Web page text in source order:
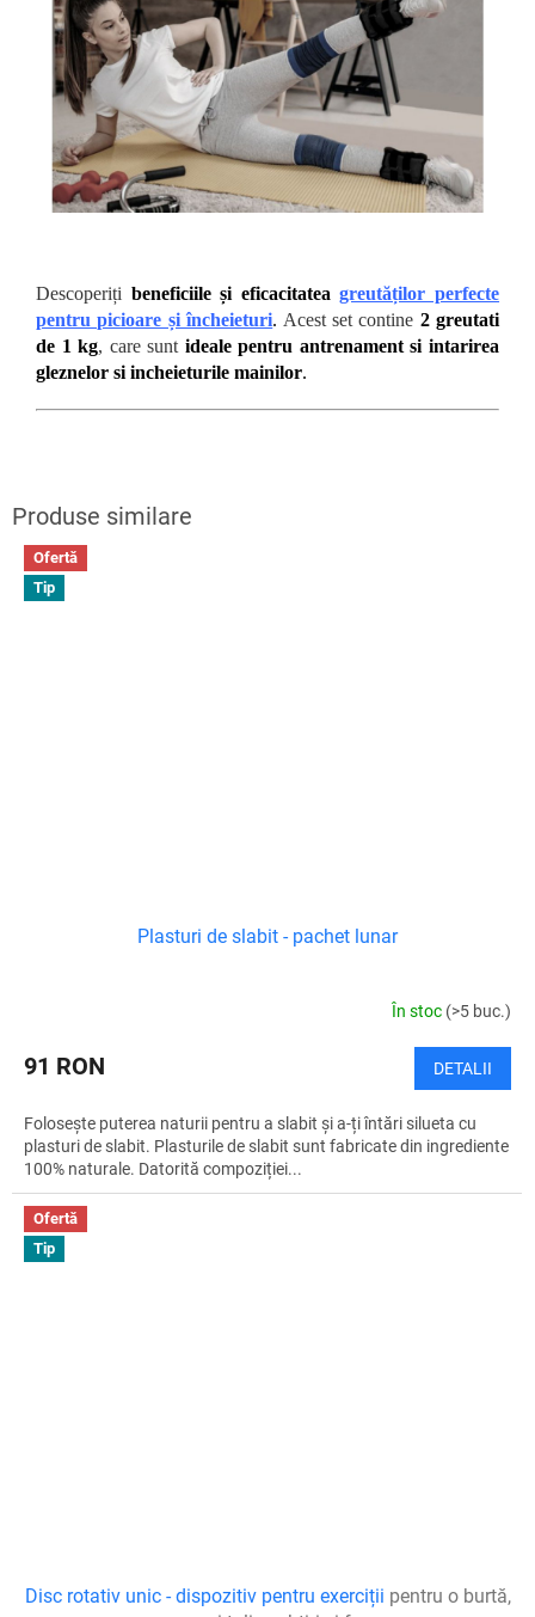
Descoperiți beneficiile și eficacitateagreutăților perfecte
pentru picioare și încheieturi. Acest set contine 2 greutati
de 1 kg, care sunt ideale pentru antrenament si intarirea
gleznelor si incheieturile mainilor.
Ofertă
Tip
Plasturi de slabit - pachet lunar
În stoc (>5 buc.)
91 RON DETALII
Folosește puterea naturii pentru a slabit și a-ți întări silueta cu
plasturi de slabit. Plasturile de slabit sunt fabricate din ingrediente
100% naturale. Datorită compoziției...
Ofertă
Tip
Disc rotativ unic - dispozitiv pentru exerciții pentru o burtă,